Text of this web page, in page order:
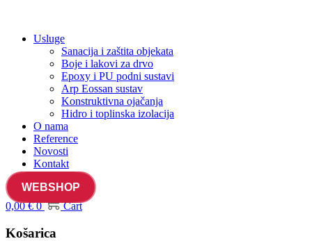
Usluge
Sanacija i zaštita objekata
Boje i lakovi za drvo
Epoxy i PU podni sustavi
Arp Eossan sustav
Konstruktivna ojačanja
Hidro i toplinska izolacija
O nama
Reference
Novosti
Kontakt
WEBSHOP
0,00€ 0 Cart
Košarica